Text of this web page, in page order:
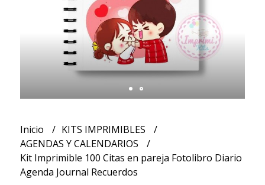
Inicio
KITS IMPRIMIBLES
AGENDAS Y CALENDARIOS
Kit Imprimible 100 Citas en pareja Fotolibro Diario
Agenda Journal Recuerdos